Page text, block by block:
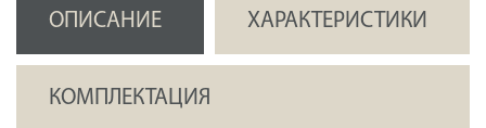
ОПИСАНИЕ ХАРАКТЕРИСТИКИ
КОМПЛЕКТАЦИЯ